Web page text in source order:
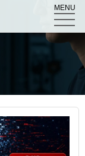
MENU